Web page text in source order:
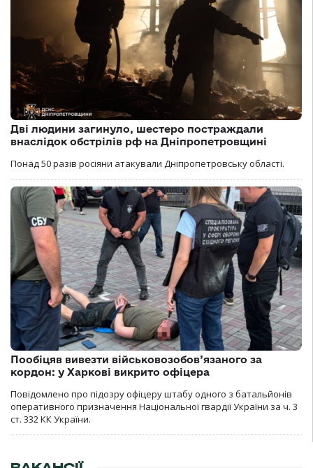
Дві людини загинуло, шестеро постраждали
внаслідок обстрілів рф на Дніпропетровщині
Понад 50 разів росіяни атакували Дніпропетровську області.
Пообіцяв вивезти військовозобов’язаного за
кордон: у Харкові викрито офіцера
Повідомлено про підозру офіцеру штабу одного з батальйонів
оперативного призначення Національної гвардії України за ч. 3
ст. 332 КК України.